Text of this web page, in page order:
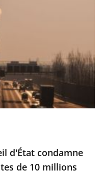
d'État condamne
de 10 millions